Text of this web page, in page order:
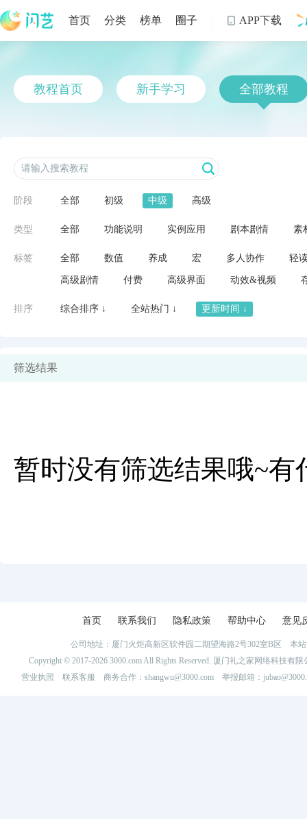
首页 分类 榜单 圈子  APP下载
教程首页 新手学习 全部教程
阶段 全部 初级 中级 高级
类型 全部 功能说明 实例应用 剧本剧情 素
标签 全部 数值 养成 宏 多人协作 轻
高级剧情 付费 高级界面 动效&视频
排序 综合排序 ↓ 全站热门 ↓ 更新时间 ↓
筛选结果
暂时没有筛选结果哦~
首页 联系我们 隐私政策 帮助中心 意见
公司地址：厦门火炬高新区软件园二期望海路2号302室B区 本
Copyright © 2017-2026 3000.com All Rights Reserved. 厦门礼之家网络科技
营业执照
联系客服 商务合作：shangwu@3000.com 举报邮箱：